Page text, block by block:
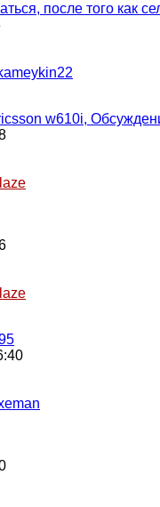
после того как
w610i,